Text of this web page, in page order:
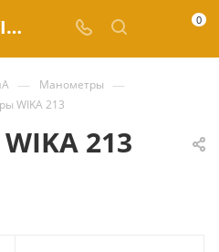
Манометры WIKA 213 купить по выгодным ценам в каталоге Valve.ru 0
— Манометры —
WIKA 213
213